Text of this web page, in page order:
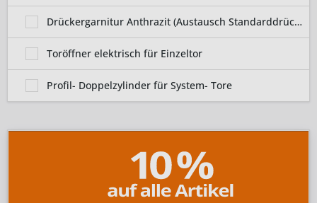
Drückergarnitur Anthrazit (Austausch Standarddrücker)
Toröffner elektrisch für Einzeltor
Profil- Doppelzylinder für System- Tore